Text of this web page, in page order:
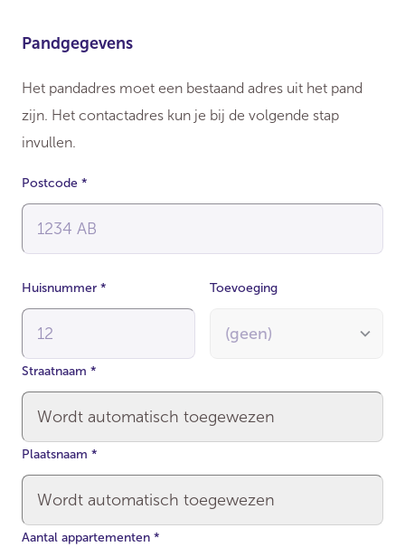
Pandgegevens
Het pandadres moet een bestaand adres uit het pand
zijn. Het contactadres kun je bij de volgende stap
invullen.
Postcode *
Huisnummer * Toevoeging
Straatnaam *
Plaatsnaam *
Aantal appartementen *